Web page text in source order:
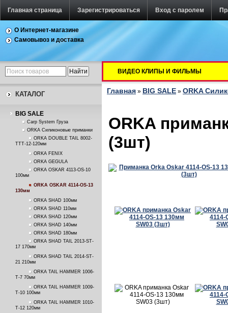
Главная страница Зарегистрироваться Вход с паролем
О Интернет-магазине
Самовывоз и доставка
КАТАЛОГ
BIG SALE
Carp System Груза
ORKA Силиконовые приманки
ORKA DOUBLE TAIL 8002-
TTT-12-120мм
ORKA FENIX
ORKA GEGULA
ORKA OSKAR 4113-OS-10
100мм
ORKA OSKAR 4114-OS-13
130мм
ORKA SHAD 100мм
ORKA SHAD 110мм
ORKA SHAD 120мм
ORKA SHAD 140мм
ORKA SHAD 180мм
ORKA SHAD TAIL 2013-ST-
17 170мм
ORKA SHAD TAIL 2014-ST-
21 210мм
ORKA TAIL HAMMER 1006-
T-7 70мм
ORKA TAIL HAMMER 1009-
T-10 100мм
ORKA TAIL HAMMER 1010-
T-12 120мм
ВИДЕО КЛИПЫ И ФИЛЬМЫ
Главная » BIG SALE » ORKA
ORKA
(3шт)